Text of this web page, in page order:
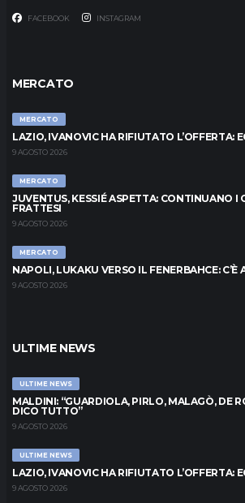
FACEBOOK INSTAGRAM
MERCATO
MERCATO
LAZIO, IVANOVIC HA RIFIUTATO L’OFFERTA:
9 AGOSTO 2026
MERCATO
JUVENTUS, KESSIÉ ASPETTA: CONTINUANO I
FRATTESI
9 AGOSTO 2026
MERCATO
NAPOLI, LUKAKU VERSO IL FENERBAHCE: C’È
9 AGOSTO 2026
ULTIME NEWS
ULTIME NEWS
MALDINI: “GUARDIOLA, PIRLO, MALAGÒ, DE
DICO TUTTO”
9 AGOSTO 2026
ULTIME NEWS
LAZIO, IVANOVIC HA RIFIUTATO L’OFFERTA:
9 AGOSTO 2026